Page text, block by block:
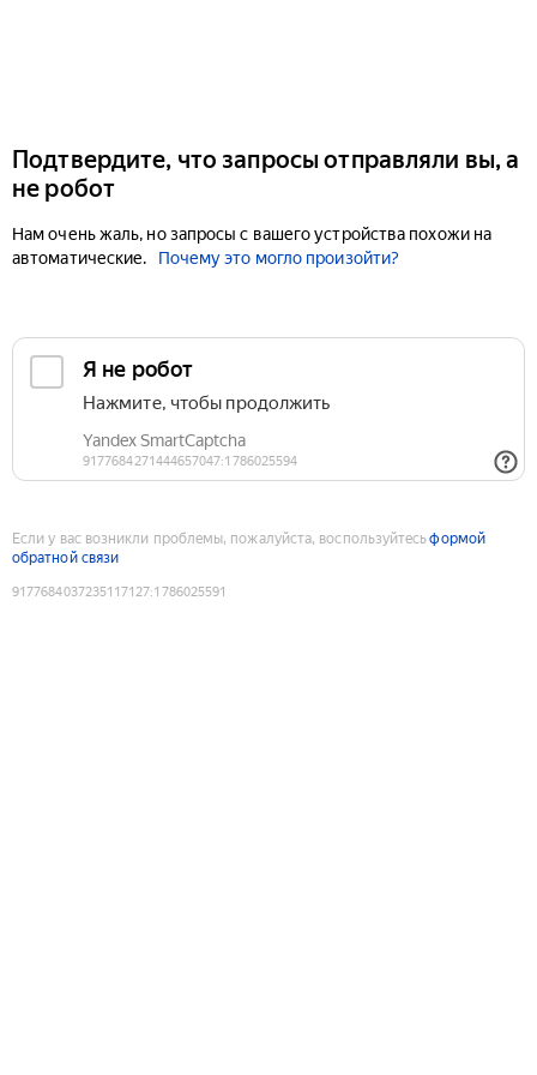
Подтвердите, что запросы отправляли вы, а
не робот
Нам очень жаль, но запросы с вашего устройства похожи на
автоматические.
Почему это могло произойти?
Если у вас возникли проблемы, пожалуйста, воспользуйтесьформой
обратной связи
9177684037235117127:1786025591